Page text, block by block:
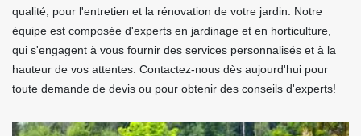
qualité, pour l'entretien et la rénovation de votre jardin. Notre
équipe est composée d'experts en jardinage et en horticulture,
qui s'engagent à vous fournir des services personnalisés et à la
hauteur de vos attentes. Contactez-nous dès aujourd'hui pour
toute demande de devis ou pour obtenir des conseils d'experts!